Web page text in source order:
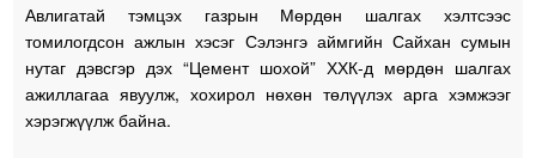
Авлигатай тэмцэх газрын Мөрдөн шалгах хэлтсээс
томилогдсон ажлын хэсэг Сэлэнгэ аймгийн Сайхан сумын
нутаг дэвсгэр дэх “Цемент шохой” ХХК-д мөрдөн шалгах
ажиллагаа явуулж, хохирол нөхөн төлүүлэх арга хэмжээг
хэрэгжүүлж байна.